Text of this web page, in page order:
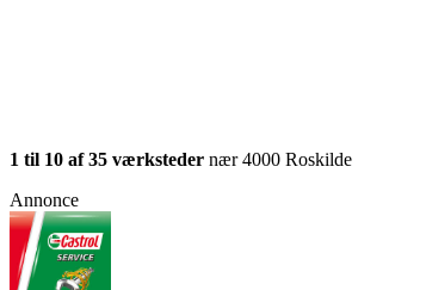
1 til 10 af 35 værksteder nær 4000 Roskilde
Annonce